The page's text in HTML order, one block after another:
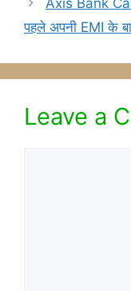
पहले अपनी EMI के
Leave a